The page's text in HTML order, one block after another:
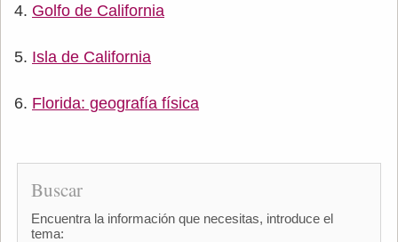
Golfo de California
Isla de California
Florida: geografía física
Buscar
Encuentra la información que necesitas, introduce el
tema: